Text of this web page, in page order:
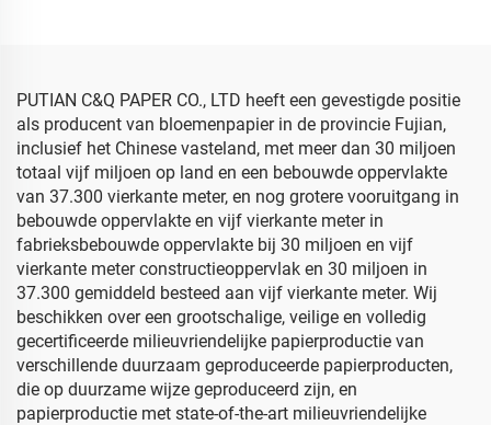
PUTIAN C&Q PAPER CO., LTD heeft een gevestigde positie
als producent van bloemenpapier in de provincie Fujian,
inclusief het Chinese vasteland, met meer dan 30 miljoen
totaal vijf miljoen op land en een bebouwde oppervlakte
van 37.300 vierkante meter, en nog grotere vooruitgang in
bebouwde oppervlakte en vijf vierkante meter in
fabrieksbebouwde oppervlakte bij 30 miljoen en vijf
vierkante meter constructieoppervlak en 30 miljoen in
37.300 gemiddeld besteed aan vijf vierkante meter. Wij
beschikken over een grootschalige, veilige en volledig
gecertificeerde milieuvriendelijke papierproductie van
verschillende duurzaam geproduceerde papierproducten,
die op duurzame wijze geproduceerd zijn, en
papierproductie met state-of-the-art milieuvriendelijke